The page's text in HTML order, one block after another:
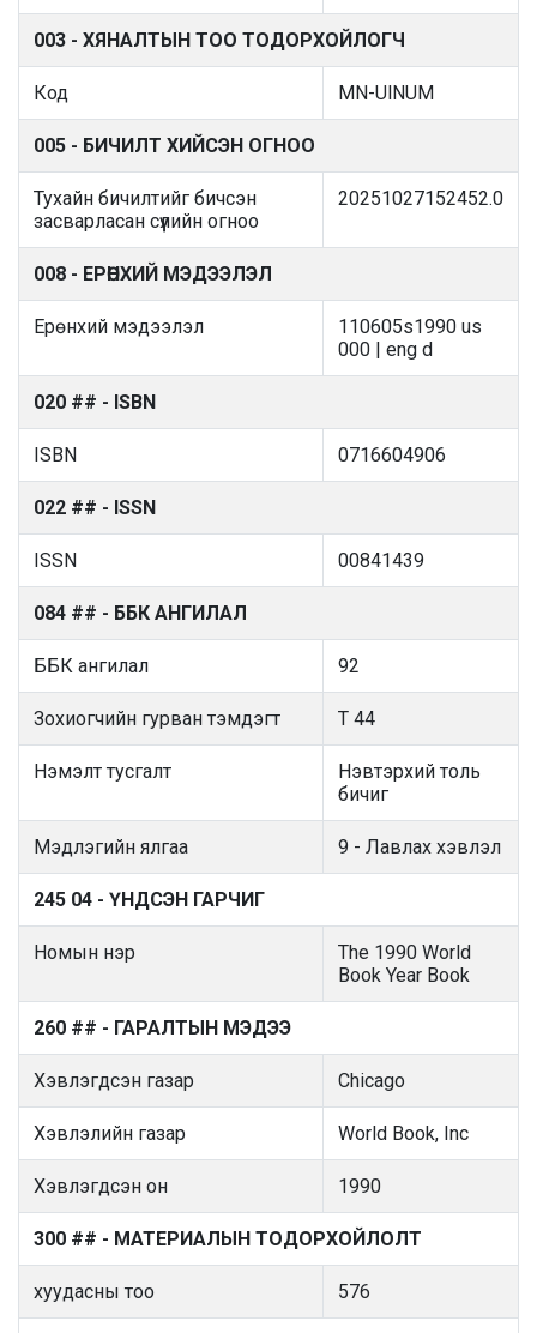
003 - ХЯНАЛТЫН ТОО ТОДОРХОЙЛОГЧ
Код MN-UlNUM
005 - БИЧИЛТ ХИЙСЭН ОГНОО
Тухайн бичилтийг бичсэн
засварласан сүүлийн огноо
20251027152452.0
008 - ЕРӨНХИЙ МЭДЭЭЛЭЛ
Ерөнхий мэдээлэл
110605s1990 us
000 | eng d
020 ## - ISBN
ISBN 0716604906
022 ## - ISSN
ISSN 00841439
084 ## - ББК АНГИЛАЛ
ББК ангилал 92
Зохиогчийн гурван тэмдэгт T 44
Нэмэлт тусгалт
Нэвтэрхий толь
бичиг
Мэдлэгийн ялгаа 9 - Лавлах хэвлэл
245 04 - ҮНДСЭН ГАРЧИГ
Номын нэр
The 1990 World
Book Year Book
260 ## - ГАРАЛТЫН МЭДЭЭ
Хэвлэгдсэн газар Chicago
Хэвлэлийн газар World Book, Inc
Хэвлэгдсэн он 1990
300 ## - МАТЕРИАЛЫН ТОДОРХОЙЛОЛТ
хуудасны тоо 576